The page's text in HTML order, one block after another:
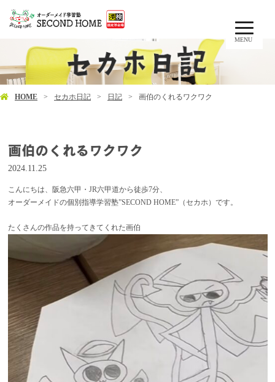
MENU
HOME セカホ日記 日記 画伯のくれるワクワク
画伯のくれるワクワク
2024.11.25
こんにちは、阪急六甲・JR六甲道から徒歩7分、
オーダーメイドの個別指導学習塾”SECOND HOME”（セカホ）です。
たくさんの作品を持ってきてくれた画伯